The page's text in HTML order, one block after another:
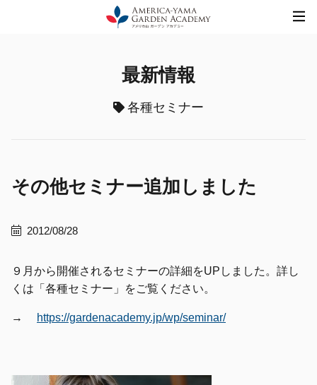
最新情報
各種セミナー
その他セミナー追加しました
2012/08/28
９月から開催されるセミナーの詳細をUPしました。詳し
くは「各種セミナー」をご覧ください。
→ https://gardenacademy.jp/wp/seminar/